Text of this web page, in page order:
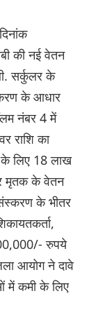
की नई वेतन
सर्कुलर के
के आधार
नंबर 4 में
राशि का
के लिए 18 लाख
मृतक के वेतन
के भीतर
रुपये
आयोग ने दावे
में कमी के लिए